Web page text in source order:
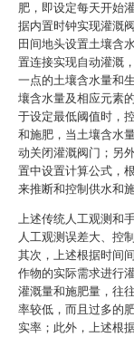
肥，即设定每天开始
据内置时钟实现灌溉
田间地头设置土壤含
置连接实现自动灌溉
一点的土壤含水量和
壤含水量及相应元素
于设定最低阈值时，
和施肥，当土壤含水
动关闭灌溉阀门；另
置中设置计算公式，
来推断和控制供水和施
上述传统人工观测和
人工观测误差大、控
其次，上述根据时间
作物的实际需求进行
灌溉量和施肥量，往
率较低，而且过多的
实率；此外，上述根